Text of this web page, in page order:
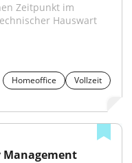
Zeitpunkt im
Hauswart
Homeoffice
Vollzeit